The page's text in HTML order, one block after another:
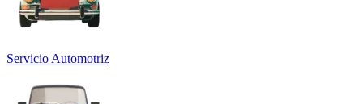
Servicio Automotriz